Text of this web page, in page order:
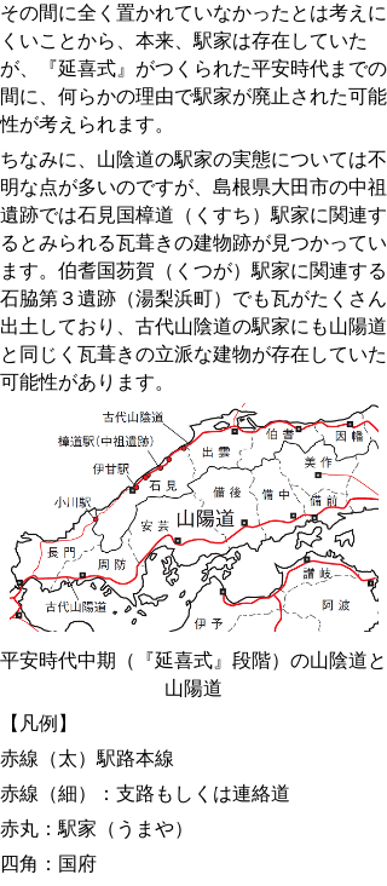
その間に全く置かれていなかったとは考えに
くいことから、本来、駅家は存在していた
が、『延喜式』がつくられた平安時代までの
間に、何らかの理由で駅家が廃止された可能
性が考えられます。
ちなみに、山陰道の駅家の実態については不
明な点が多いのですが、島根県大田市の中祖
遺跡では石見国樟道（くすち）駅家に関連す
るとみられる瓦葺きの建物跡が見つかってい
ます。伯耆国芴賀（くつが）駅家に関連する
石脇第３遺跡（湯梨浜町）でも瓦がたくさん
出土しており、古代山陰道の駅家にも山陽道
と同じく瓦葺きの立派な建物が存在していた
可能性があります。
平安時代中期（『延喜式』段階）の山陰道と
山陽道
【凡例】
赤線（太）駅路本線
赤線（細）：支路もしくは連絡道
赤丸：駅家（うまや）
四角：国府